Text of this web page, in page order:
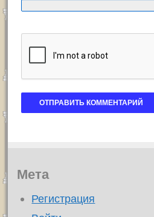
Мета
Регистрация